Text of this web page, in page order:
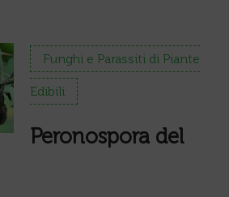
Funghi e Parassiti di Piante
Edibili
Peronospora del